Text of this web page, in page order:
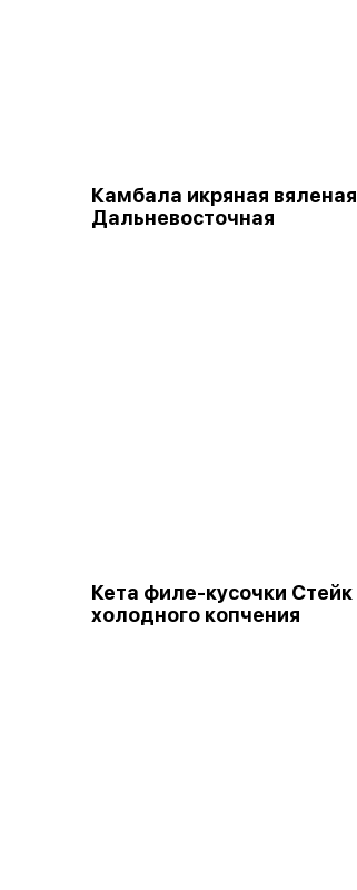
Камбала икряная вяленая
Дальневосточная
Кета филе-кусочки Стейк
холодного копчения